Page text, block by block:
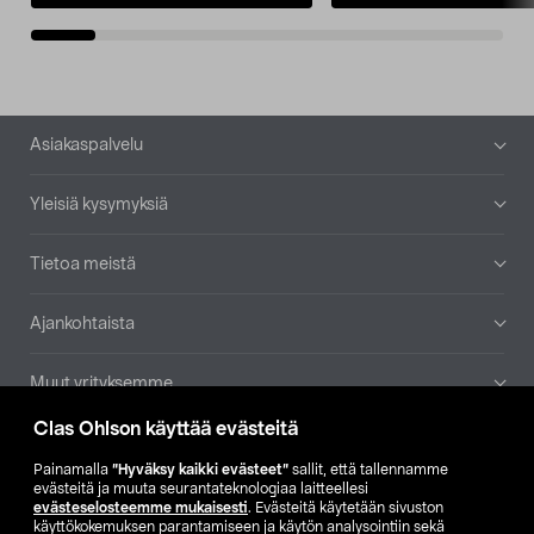
Clas Ohlson käyttää evästeitä
Painamalla ”Hyväksy kaikki evästeet” sallit, että tallennamme
evästeitä ja muuta seurantateknologiaa laitteellesi
evästeselosteemme mukaisesti. Evästeitä käytetään sivuston
käyttökokemuksen parantamiseen ja käytön analysointiin sekä
Alatunniste
Asiakaspalvelu
Yleisiä kysymyksiä
Tietoa meistä
Ajankohtaista
Muut yrityksemme
Etsi myymälä
SE NO FI